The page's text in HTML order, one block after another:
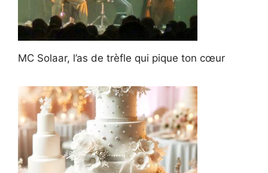
MC Solaar, l’as de trèfle qui pique ton cœur